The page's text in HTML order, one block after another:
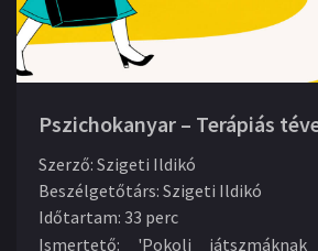
Pszichokanyar – Terápiás
Szerző: Szigeti Ildikó
Beszélgetőtárs: Szigeti Ildikó
Időtartam: 33 perc
Ismertető: 'Pokoli